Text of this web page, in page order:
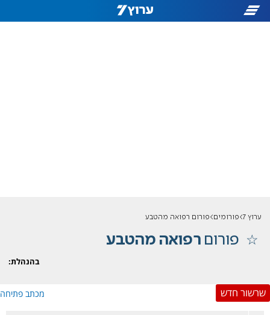
ערוץ 7 פורומים פורום רפואה מהטבע
פורוםרפואה מהטבע
בהנהלת:
מכתב פתיחה שרשור חדש